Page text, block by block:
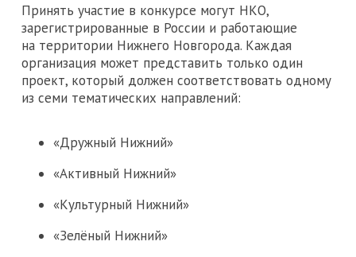
Принять участие в конкурсе могут НКО,
зарегистрированные в России и работающие
на территории Нижнего Новгорода. Каждая
организация может представить только один
проект, который должен соответствовать одному
из семи тематических направлений:
«Дружный Нижний»
«Активный Нижний»
«Культурный Нижний»
«Зелёный Нижний»